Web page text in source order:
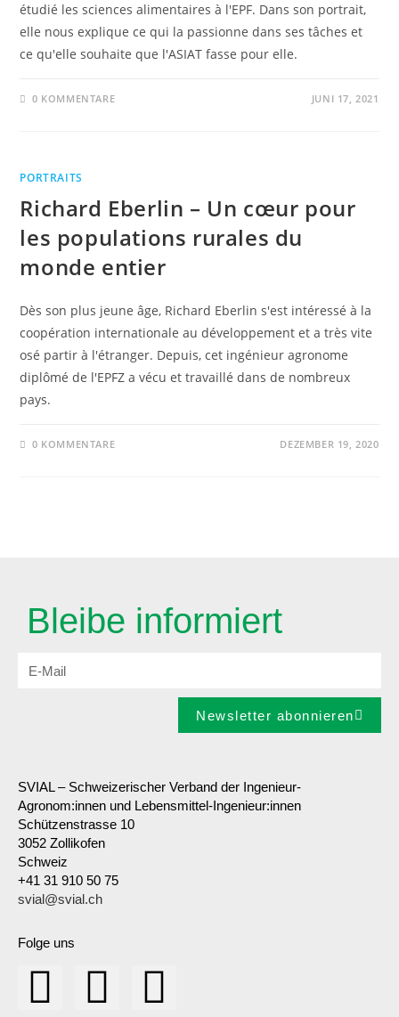
étudié les sciences alimentaires à l'EPF. Dans son portrait,
elle nous explique ce qui la passionne dans ses tâches et
ce qu'elle souhaite que l'ASIAT fasse pour elle.
0 KOMMENTARE JUNI 17, 2021
PORTRAITS
Richard Eberlin – Un cœur pour
les populations rurales du
monde entier
Dès son plus jeune âge, Richard Eberlin s'est intéressé à la
coopération internationale au développement et a très vite
osé partir à l'étranger. Depuis, cet ingénieur agronome
diplômé de l'EPFZ a vécu et travaillé dans de nombreux
pays.
0 KOMMENTARE DEZEMBER 19, 2020
Bleibe informiert
Newsletter abonnieren
SVIAL – Schweizerischer Verband der Ingenieur-
Agronom:innen und Lebensmittel-Ingenieur:innen
Schützenstrasse 10
3052 Zollikofen
Schweiz
+41 31 910 50 75
svial@svial.ch
Folge uns